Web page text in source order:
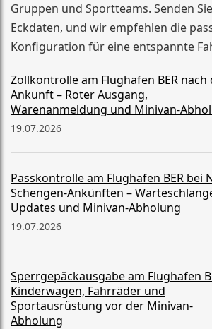
Gruppen und Sportteams. Senden
Eckdaten, und wir empfehlen die
Konfiguration für eine entspannte
Zollkontrolle am Flughafen BER nach
Ankunft – Roter Ausgang,
Warenanmeldung und Minivan-
19.07.2026
Passkontrolle am Flughafen BER bei
Schengen-Ankünften –
Updates und Minivan-Abholung
19.07.2026
Sperrgepäckausgabe am Flughafen
Kinderwagen, Fahrräder und
Sportausrüstung vor der Minivan-
Abholung